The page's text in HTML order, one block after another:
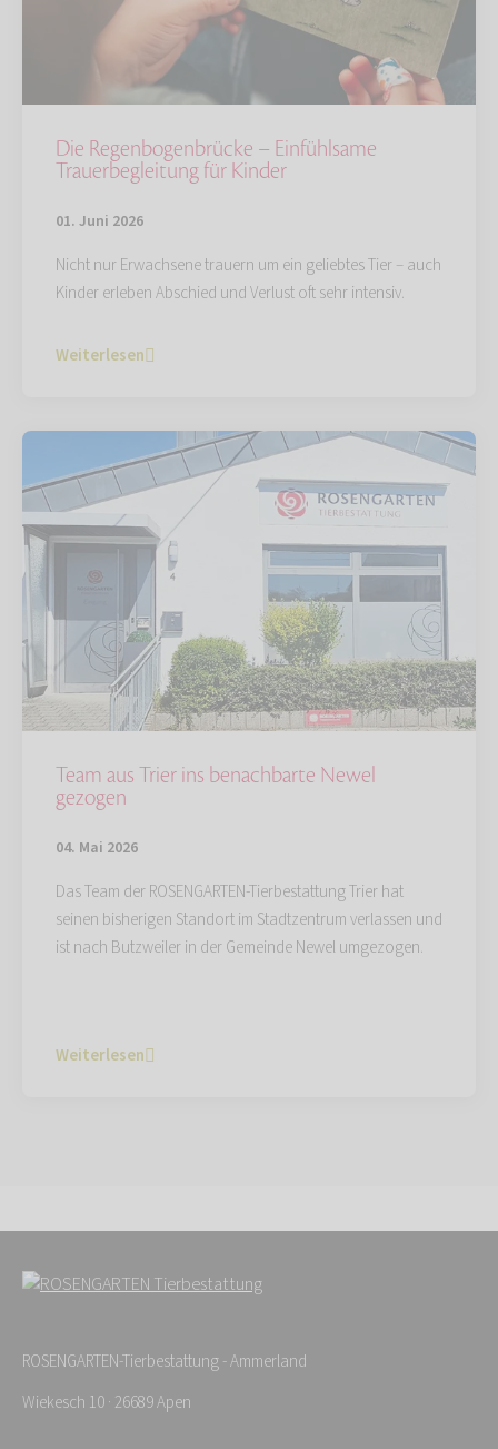
Die Regenbogenbrücke – Einfühlsame
Trauerbegleitung für Kinder
01. Juni 2026
Nicht nur Erwachsene trauern um ein geliebtes Tier – auch
Kinder erleben Abschied und Verlust oft sehr intensiv.
Weiterlesen
Team aus Trier ins benachbarte Newel
gezogen
04. Mai 2026
Das Team der ROSENGARTEN-Tierbestattung Trier hat
seinen bisherigen Standort im Stadtzentrum verlassen und
ist nach Butzweiler in der Gemeinde Newel umgezogen.
Weiterlesen
ROSENGARTEN-Tierbestattung - Ammerland
Wiekesch 10 · 26689 Apen